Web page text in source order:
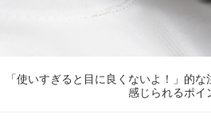
「使いすぎると目に良くないよ！」的
感じられるポイ